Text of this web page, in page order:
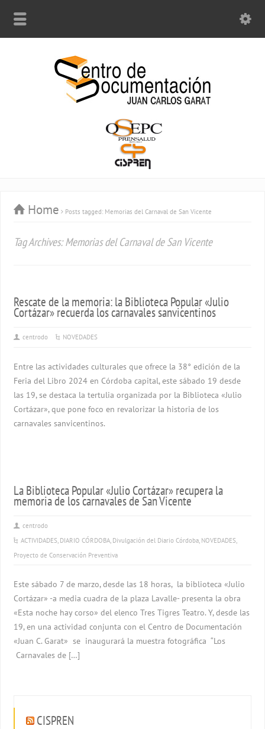
Home Posts tagged: Memorias del Carnaval de San Vicente
Tag Archives: Memorias del Carnaval de San Vicente
Rescate de la memoria: la Biblioteca Popular «Julio
Cortázar» recuerda los carnavales sanvicentinos
centrodo NOVEDADES
Entre las actividades culturales que ofrece la 38° edición de la
Feria del Libro 2024 en Córdoba capital, este sábado 19 desde
las 19, se destaca la tertulia organizada por la Biblioteca «Julio
Cortázar», que pone foco en revalorizar la historia de los
carnavales sanvicentinos.
La Biblioteca Popular «Julio Cortázar» recupera la
memoria de los carnavales de San Vicente
centrodo
ACTIVIDADES, DIARIO CÓRDOBA, Divulgación del Diario Córdoba, NOVEDADES,
Proyecto de Conservación Preventiva
Este sábado 7 de marzo, desde las 18 horas, la biblioteca «Julio
Cortázar» -a media cuadra de la plaza Lavalle- presenta la obra
«Esta noche hay corso» del elenco Tres Tigres Teatro. Y, desde las
19, en una actividad conjunta con el Centro de Documentación
«Juan C. Garat» se inaugurará la muestra fotográfica “Los
Carnavales de […]
CISPREN